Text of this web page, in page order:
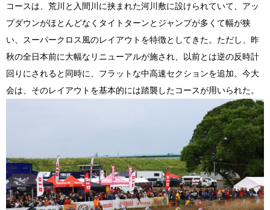
コースは、荒川と入間川に挟まれた河川敷に設けられていて、アッ
プダウンがほとんどなくタイトターンとジャンプが多くて幅が狭
い、スーパークロス風のレイアウトを特徴としてきた。ただし、昨
秋の全日本前に大幅なリニューアルが施され、以前とは逆の反時計
回りにされると同時に、フラットな中高速セクションを追加。今大
会は、そのレイアウトを基本的には踏襲したコースが用いられた。